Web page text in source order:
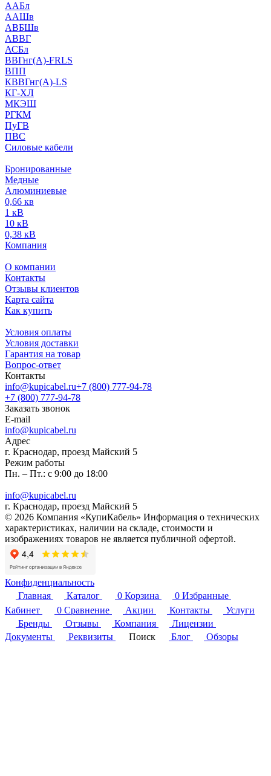
ААБл
ААШв
АВБШв
АВВГ
АСБл
ВВГнг(А)-FRLS
ВПП
КВВГнг(А)-LS
КГ-ХЛ
МКЭШ
РГКМ
ПуГВ
ПВС
Силовые кабели
Бронированные
Медные
Алюминиевые
0,66 кв
1 кВ
10 кВ
0,38 кВ
Компания
О компании
Контакты
Отзывы клиентов
Карта сайта
Как купить
Условия оплаты
Условия доставки
Гарантия на товар
Вопрос-ответ
Контакты
info@kupicabel.ru+7 (800) 777-94-78
+7 (800) 777-94-78
Заказать звонок
E-mail
info@kupicabel.ru
Адрес
г. Краснодар, проезд Майский 5
Режим работы
Пн. – Пт.: с 9:00 до 18:00
info@kupicabel.ru
г. Краснодар, проезд Майский 5
© 2026 Компания «КупиКабель» Информация о технических
характеристиках, наличии на складе, стоимости и
изображениях товаров не является публичной офертой.
Конфиденциальность
Главная
Каталог 0 Корзина 0 Избранные
Кабинет
0 Сравнение Акции Контакты
Услуги
Бренды
Отзывы Компания
Лицензии
Документы
Реквизиты Поиск Блог Обзоры